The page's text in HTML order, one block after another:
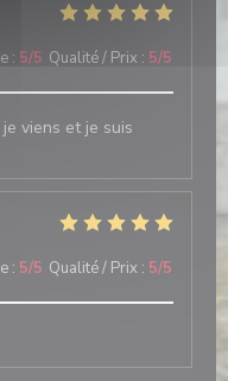
: 5/5 Qualité / Prix : 5/5
viens et je suis
: 5/5 Qualité / Prix : 5/5